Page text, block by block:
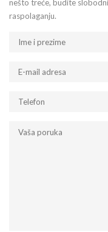
nešto treće, budite
raspolaganju.